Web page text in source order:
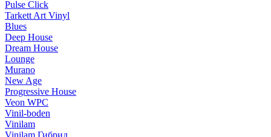
Pulse Click
Tarkett Art Vinyl
Blues
Deep House
Dream House
Lounge
Murano
New Age
Progressive House
Veon WPC
Vinil-boden
Vinilam
Vinilam Гибрид